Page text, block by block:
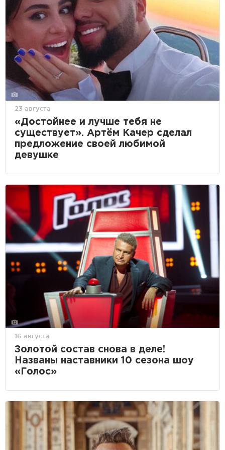
23 августа
«Достойнее и лучше тебя не
существует». Артём Качер сделал
предложение своей любимой
девушке
16 августа
Золотой состав снова в деле!
Названы наставники 10 сезона шоу
«Голос»